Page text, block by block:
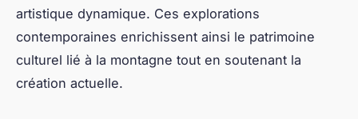
artistique dynamique. Ces explorations
contemporaines enrichissent ainsi le patrimoine
culturel lié à la montagne tout en soutenant la
création actuelle.